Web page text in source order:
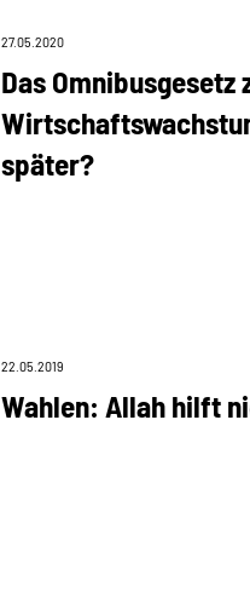
27.05.2020
Das
später?
22.05.2019
Wahlen: Allah hilft